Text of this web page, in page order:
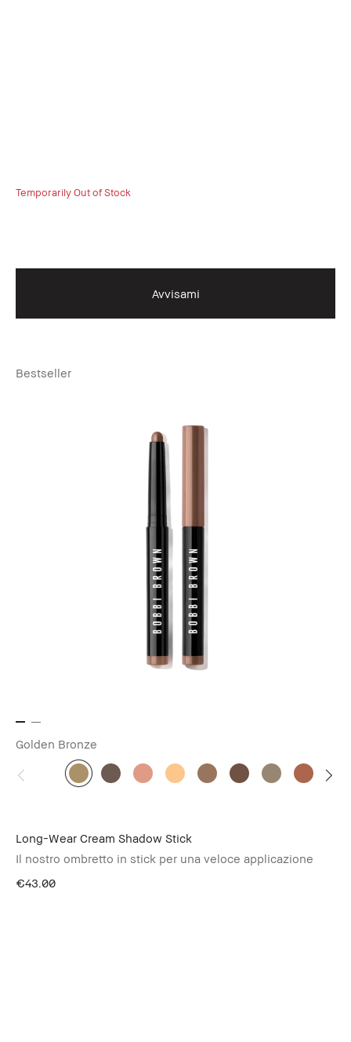
Temporarily Out of Stock
Avvisami
Bestseller
Golden Bronze
Long-Wear Cream Shadow Stick
Il nostro ombretto in stick per una veloce applicazione
€43.00